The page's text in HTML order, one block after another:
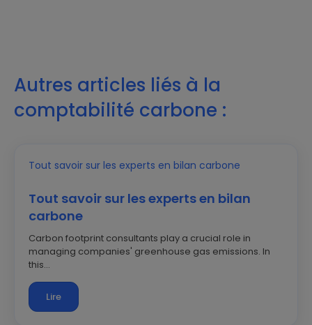
Autres articles liés à la
comptabilité carbone :
Tout savoir sur les experts en bilan
carbone
Carbon footprint consultants play a crucial role in
managing companies' greenhouse gas emissions. In
this…
Lire